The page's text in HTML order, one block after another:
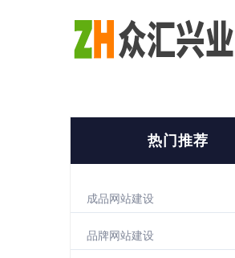
热门推荐
成品网站建设
品牌网站建设